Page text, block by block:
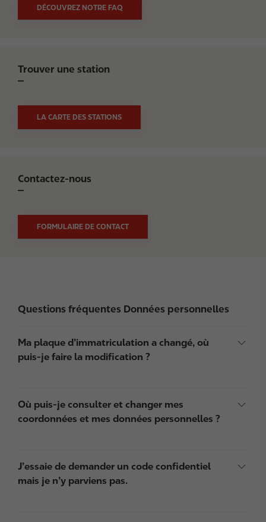
DÉCOUVREZ NOTRE FAQ
Trouver une station
LA CARTE DES STATIONS
Contactez-nous
FORMULAIRE DE CONTACT
Questions fréquentes Données personnelles
Ma plaque d’immatriculation a changé, où
puis-je faire la modification ?
Où puis-je consulter et changer mes
coordonnées et mes données personnelles ?
J’essaie de demander un code confidentiel
mais je n’y parviens pas.